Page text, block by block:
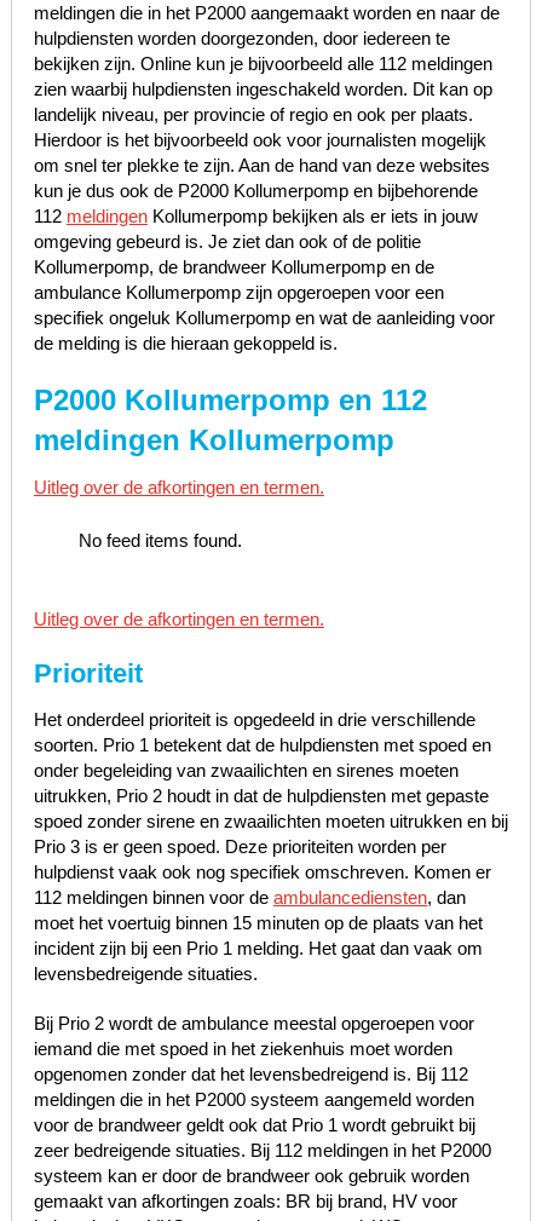
meldingen die in het P2000 aangemaakt worden en naar de
hulpdiensten worden doorgezonden, door iedereen te
bekijken zijn. Online kun je bijvoorbeeld alle 112 meldingen
zien waarbij hulpdiensten ingeschakeld worden. Dit kan op
landelijk niveau, per provincie of regio en ook per plaats.
Hierdoor is het bijvoorbeeld ook voor journalisten mogelijk
om snel ter plekke te zijn. Aan de hand van deze websites
kun je dus ook de P2000 Kollumerpomp en bijbehorende
112 meldingenKollumerpomp bekijken als er iets in jouw
omgeving gebeurd is. Je ziet dan ook of de politie
Kollumerpomp, de brandweer Kollumerpomp en de
ambulance Kollumerpomp zijn opgeroepen voor een
specifiek ongeluk Kollumerpomp en wat de aanleiding voor
de melding is die hieraan gekoppeld is.
P2000 Kollumerpomp en 112
meldingen Kollumerpomp
Uitleg over de afkortingen en termen.
No feed items found.
Uitleg over de afkortingen en termen.
Prioriteit
Het onderdeel prioriteit is opgedeeld in drie verschillende
soorten. Prio 1 betekent dat de hulpdiensten met spoed en
onder begeleiding van zwaailichten en sirenes moeten
uitrukken, Prio 2 houdt in dat de hulpdiensten met gepaste
spoed zonder sirene en zwaailichten moeten uitrukken en bij
Prio 3 is er geen spoed. Deze prioriteiten worden per
hulpdienst vaak ook nog specifiek omschreven. Komen er
112 meldingen binnen voor de ambulancediensten, dan
moet het voertuig binnen 15 minuten op de plaats van het
incident zijn bij een Prio 1 melding. Het gaat dan vaak om
levensbedreigende situaties.
Bij Prio 2 wordt de ambulance meestal opgeroepen voor
iemand die met spoed in het ziekenhuis moet worden
opgenomen zonder dat het levensbedreigend is. Bij 112
meldingen die in het P2000 systeem aangemeld worden
voor de brandweer geldt ook dat Prio 1 wordt gebruikt bij
zeer bedreigende situaties. Bij 112 meldingen in het P2000
systeem kan er door de brandweer ook gebruik worden
gemaakt van afkortingen zoals: BR bij brand, HV voor